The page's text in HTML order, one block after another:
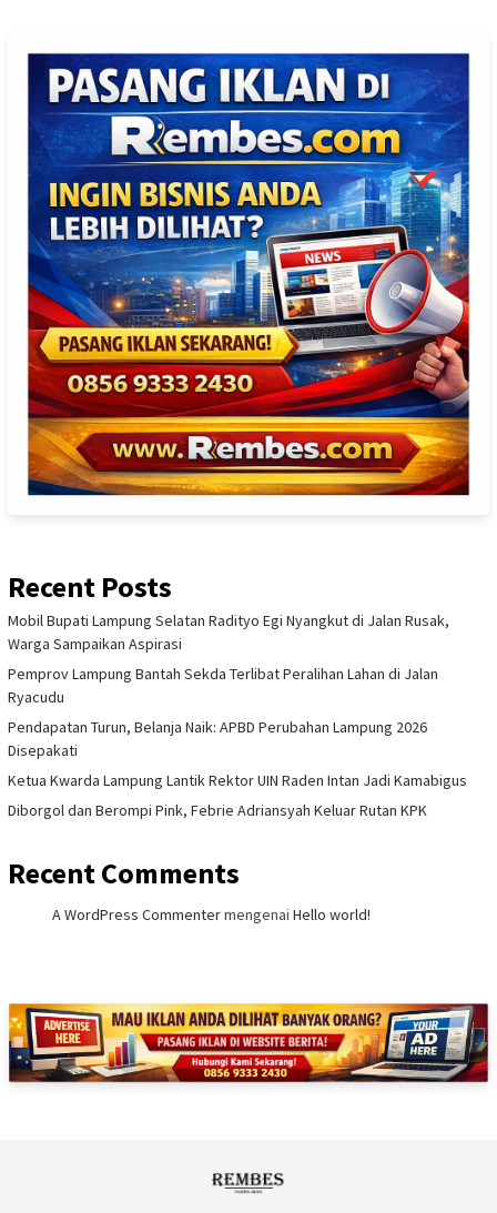
Recent Posts
Mobil Bupati Lampung Selatan Radityo Egi Nyangkut di Jalan Rusak,
Warga Sampaikan Aspirasi
Pemprov Lampung Bantah Sekda Terlibat Peralihan Lahan di Jalan
Ryacudu
Pendapatan Turun, Belanja Naik: APBD Perubahan Lampung 2026
Disepakati
Ketua Kwarda Lampung Lantik Rektor UIN Raden Intan Jadi Kamabigus
Diborgol dan Berompi Pink, Febrie Adriansyah Keluar Rutan KPK
Recent Comments
A WordPress Commentermengenai Hello world!